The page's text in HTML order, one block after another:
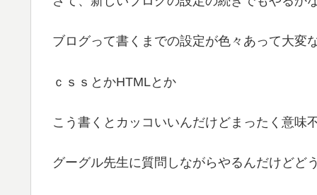
ブログって書くまでの設定が色々あって大変
ｃｓｓとかHTMLとか
こう書くとカッコいいんだけどまったく意味
グーグル先生に質問しながらやるんだけどど